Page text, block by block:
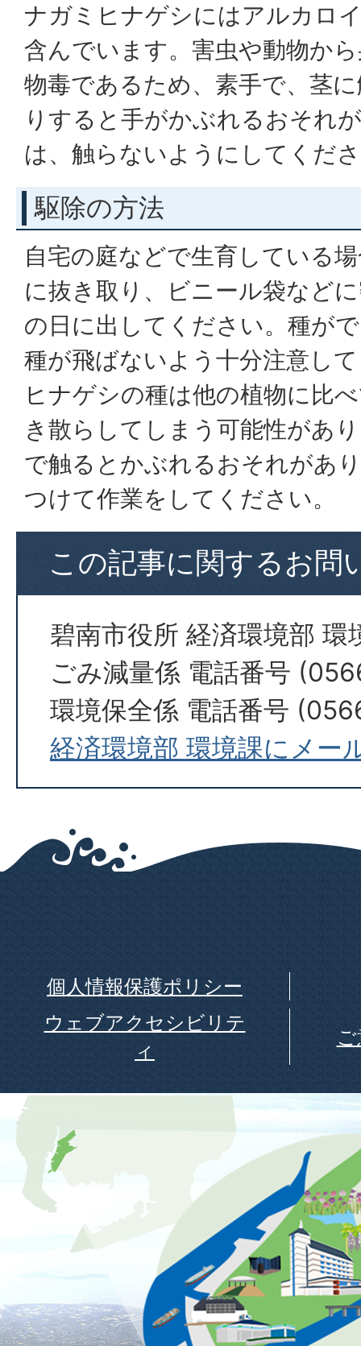
ナガミヒナゲシにはアルカロ
含んでいます。害虫や動物か
物毒であるため、素手で、茎
りすると手がかぶれるおそれ
は、触らないようにしてくだ
駆除の方法
自宅の庭などで生育している
に抜き取り、ビニール袋など
の日に出してください。種が
種が飛ばないよう十分注意し
ヒナゲシの種は他の植物に比
き散らしてしまう可能性があ
で触るとかぶれるおそれがあ
つけて作業をしてください。
この記事に関するお問
碧南市役所 経済環境部 環
ごみ減量係 電話番号
環境保全係 電話番号
経済環境部 環境課にメー
個人情報保護ポリシー
ウェブアクセシビリテ
ィ